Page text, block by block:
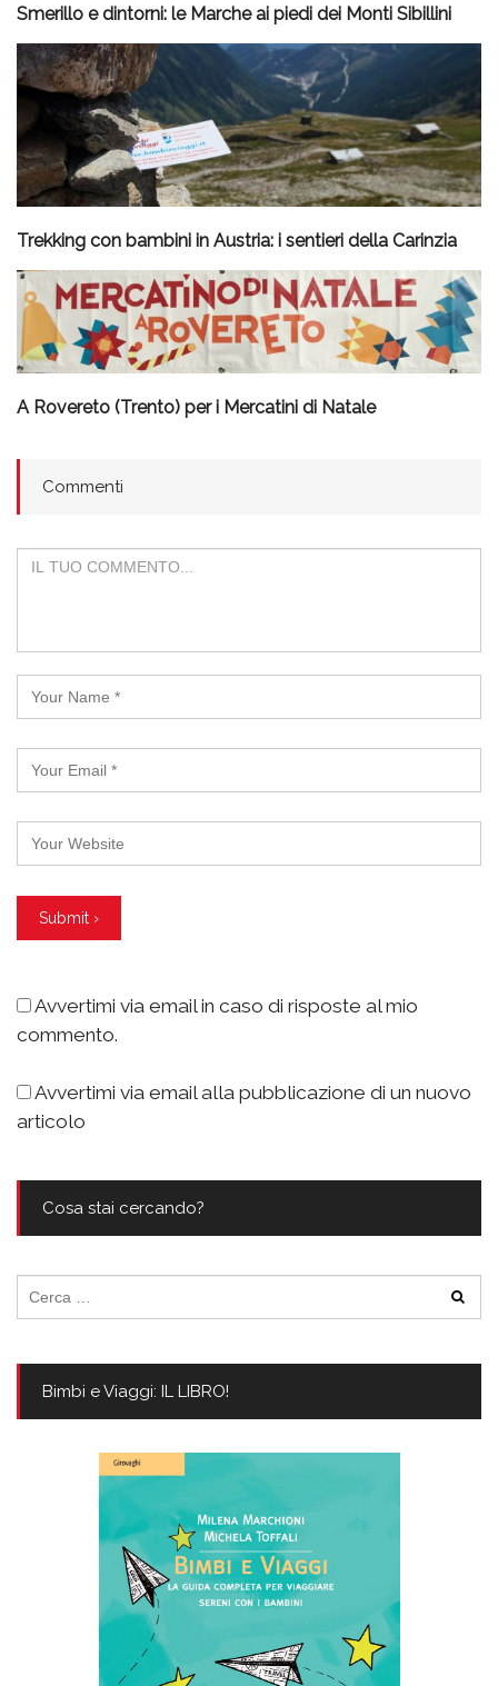
Smerillo e dintorni: le Marche ai piedi dei Monti Sibillini
Trekking con bambini in Austria: i sentieri della Carinzia
A Rovereto (Trento) per i Mercatini di Natale
Commenti
Avvertimi via email in caso di risposte al mio
commento.
Avvertimi via email alla pubblicazione di un nuovo
articolo
Cosa stai cercando?
per:
Bimbi e Viaggi: IL LIBRO!